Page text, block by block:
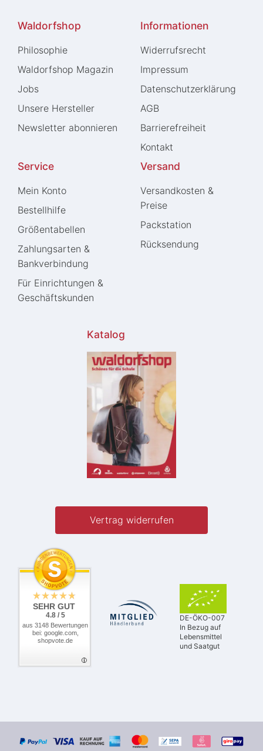
Waldorfshop
Philosophie
Waldorfshop Magazin
Jobs
Unsere Hersteller
Newsletter abonnieren
Informationen
Widerrufs­recht
Impressum
Daten­schutz­erklärung
AGB
Barrierefreiheit
Kontakt
Service
Mein Konto
Bestellhilfe
Größentabellen
Zahlungsarten &
Bankverbindung
Für Einrichtungen &
Geschäftskunden
Versand
Versandkosten &
Preise
Packstation
Rücksendung
Katalog
Vertrag widerrufen
SEHR GUT
4.8 / 5
aus 3148 Bewertungen
bei: google.com,
shopvote.de
DE-ÖKO-007
In Bezug auf
Lebensmittel
und Saatgut